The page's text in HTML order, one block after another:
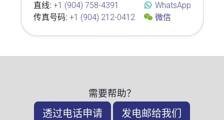
直线: +1 (904) 758-4391
传真号码: +1 (904) 212-0412
WhatsApp
微信
需要帮助？
透过电话申请 发电邮给我们